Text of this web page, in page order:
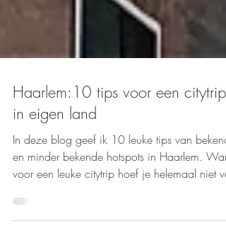
Haarlem:10 tips voor een citytrip
in eigen land
In deze blog geef ik 10 leuke tips van
en minder bekende hotspots in Haarlem. Want